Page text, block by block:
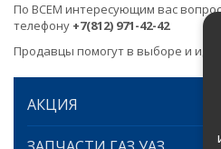
По ВСЕМ интересующим вас
телефону +7(812) 971-42-42
Продавцы помогут в выборе и
АКЦИЯ